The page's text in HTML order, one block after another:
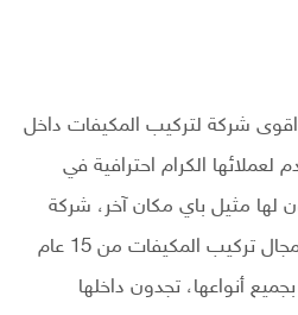
اقوى شركة لتركيب المكيفات داخل
لعملائها الكرام احترافية في
لها مثيل باي مكان آخر، شركة
تركيب مكيفات ابها تعمل بمجال تركيب المكيفات من 15 عام
أنواعها، تجدون داخلها